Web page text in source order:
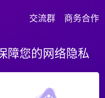
交流群 商务合作
障您的网络隐私